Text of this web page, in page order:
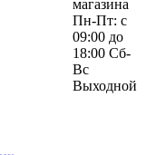
магазина
Пн-Пт: с
09:00 до
18:00 Сб-
Вс
Выходной